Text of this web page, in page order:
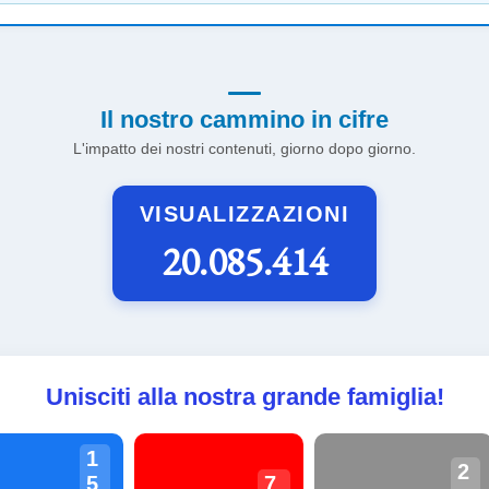
Il nostro cammino in cifre
L'impatto dei nostri contenuti, giorno dopo giorno.
VISUALIZZAZIONI
20.085.414
Unisciti alla nostra grande famiglia!
1
5
7
2